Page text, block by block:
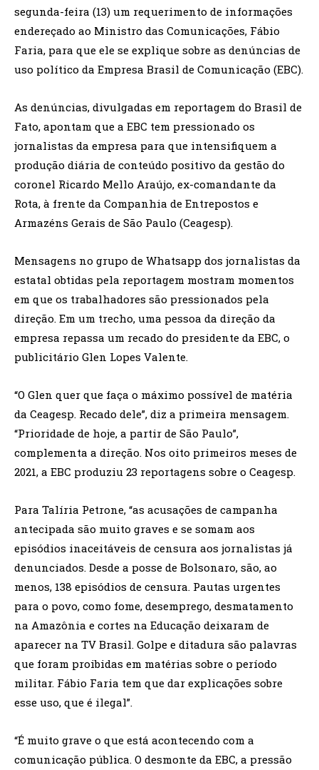
segunda-feira (13) um requerimento de informações
endereçado ao Ministro das Comunicações, Fábio
Faria, para que ele se explique sobre as denúncias de
uso político da Empresa Brasil de Comunicação (EBC).
As denúncias, divulgadas em reportagem do Brasil de
Fato, apontam que a EBC tem pressionado os
jornalistas da empresa para que intensifiquem a
produção diária de conteúdo positivo da gestão do
coronel Ricardo Mello Araújo, ex-comandante da
Rota, à frente da Companhia de Entrepostos e
Armazéns Gerais de São Paulo (Ceagesp).
Mensagens no grupo de Whatsapp dos jornalistas da
estatal obtidas pela reportagem mostram momentos
em que os trabalhadores são pressionados pela
direção. Em um trecho, uma pessoa da direção da
empresa repassa um recado do presidente da EBC, o
publicitário Glen Lopes Valente.
“O Glen quer que faça o máximo possível de matéria
da Ceagesp. Recado dele”, diz a primeira mensagem.
“Prioridade de hoje, a partir de São Paulo”,
complementa a direção. Nos oito primeiros meses de
2021, a EBC produziu 23 reportagens sobre o Ceagesp.
Para Talíria Petrone, “as acusações de campanha
antecipada são muito graves e se somam aos
episódios inaceitáveis de censura aos jornalistas já
denunciados. Desde a posse de Bolsonaro, são, ao
menos, 138 episódios de censura. Pautas urgentes
para o povo, como fome, desemprego, desmatamento
na Amazônia e cortes na Educação deixaram de
aparecer na TV Brasil. Golpe e ditadura são palavras
que foram proibidas em matérias sobre o período
militar. Fábio Faria tem que dar explicações sobre
esse uso, que é ilegal”.
“É muito grave o que está acontecendo com a
comunicação pública. O desmonte da EBC, a pressão